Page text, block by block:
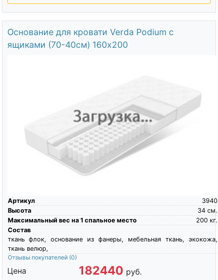
Основание для кровати Verda Podium c
ящиками (70-40см) 160х200
Артикул
3940
Высота
см.
34
Максимальный вес на 1 спальное место
кг.
200
Состав
ткань флок, основание из фанеры, мебельная ткань, экокожа,
ткань велюр,
Отзывы покупателей (0)
Цена 182440 руб.